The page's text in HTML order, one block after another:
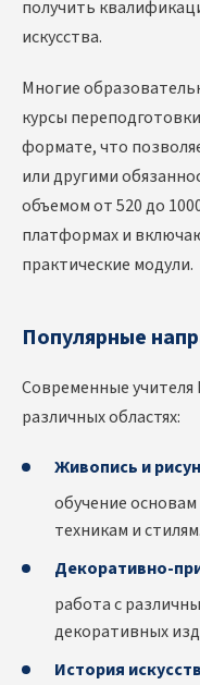
получить
искусства.
Многие
курсы
формате, что
или другими
объемом от 520 до
платформах и
практические модули.
Популярные
Современные
различных областях:
Живопись и
обучение
техникам и стилям.
Декоративно-
работа с
декоративных
История